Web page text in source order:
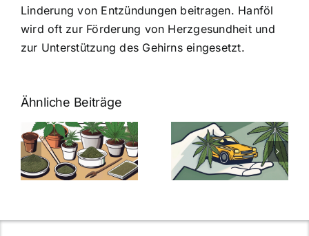
Linderung von Entzündungen beitragen. Hanföl
wird oft zur Förderung von Herzgesundheit und
zur Unterstützung des Gehirns eingesetzt.
Ähnliche Beiträge
Neue THC-
Grenzwert-
Regelung:
Was Sie über
Cannabis und
müssen
Cannabis
Samen
kaufen: Alles
was Sie